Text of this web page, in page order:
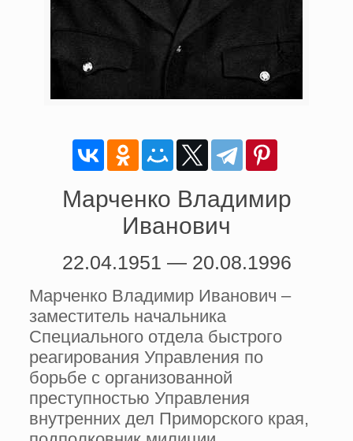
Марченко Владимир
Иванович
22.04.1951 — 20.08.1996
Марченко Владимир Иванович –
заместитель начальника
Специального отдела быстрого
реагирования Управления по
борьбе с организованной
преступностью Управления
внутренних дел Приморского края,